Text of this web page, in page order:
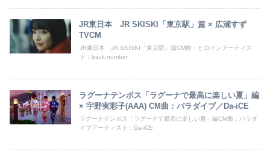
JR東日本 JR SKISKI「東京駅」篇 × 広瀬すず
TVCM
JR東日本 JR SKISKI「東京駅」篇CM曲：ヒロインアーティス
ト：back number
ラグーナテンボス「ラグーナで最高に楽しい夏」編
× 宇野実彩子(AAA) CM曲：パ­ラダイブ／Da-iCE
ラグーナテンボス「ラグーナで最高に楽しい夏」編CM曲：パ­ラダ
イブアーティスト：Da-iCE